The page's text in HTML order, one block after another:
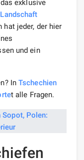
exklusive
Landschaft
hat jeder, der hier
und ein
InTschechien
t alle Fragen.